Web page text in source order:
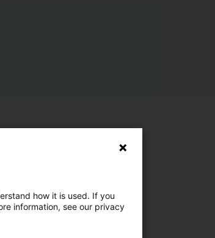
how it is used. If you
information, see our privacy